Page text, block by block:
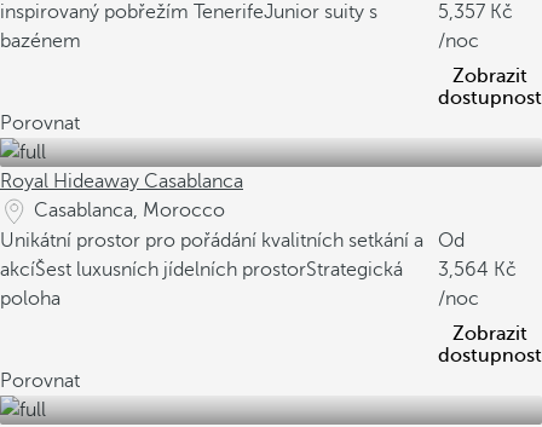
inspirovaný pobřežím TenerifeJunior suity s
bazénem
5,357
/noc
Zobrazit
dostupnost
Porovnat
Royal Hideaway Casablanca
Casablanca, Morocco
Unikátní prostor pro pořádání kvalitních setkání a
akcíŠest luxusních jídelních prostorStrategická
poloha
Od
3,564
/noc
Zobrazit
dostupnost
Porovnat